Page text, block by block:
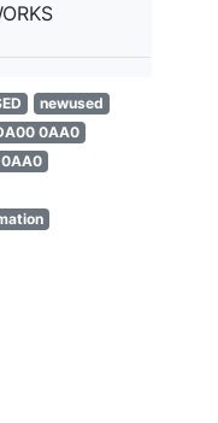
newused
0AA0